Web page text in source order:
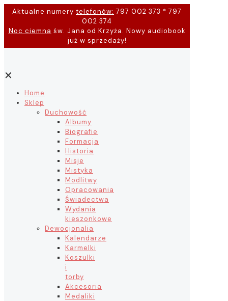
Aktualne numery telefonów: 797 002 373 * 797
002 374
Noc ciemna św. Jana od Krzyża. Nowy audiobook
już w sprzedaży!
✕
Home
Sklep
Duchowość
Albumy
Biografie
Formacja
Historia
Misje
Mistyka
Modlitwy
Opracowania
Świadectwa
Wydania
kieszonkowe
Dewocjonalia
Kalendarze
Karmelki
Koszulki
i
torby
Akcesoria
Medaliki